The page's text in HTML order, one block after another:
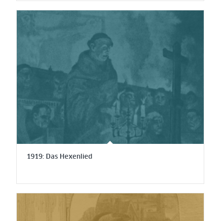
1919: Das Hexenlied